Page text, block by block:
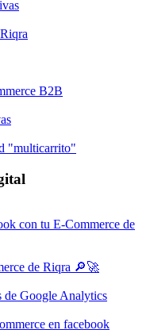
B2B
"multicarrito"
con tu E-Commerce de
de Riqra 🔎🚀
de Google Analytics
en facebook